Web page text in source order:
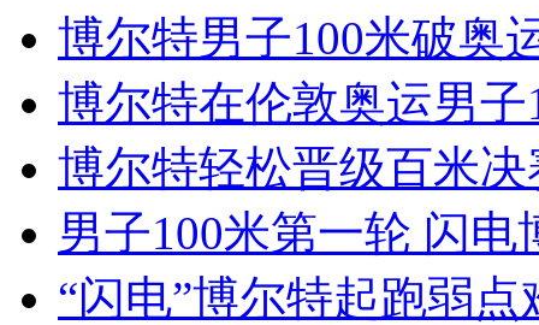
女孩北京地铁殴打老人 痛下狠手拳打脚踢
无痛分娩是否安全 医生回应
外交部：有关国家言论片面不公正
博尔特男子100米破奥
博尔特在伦敦奥运男
博尔特轻松晋级百米
男子100米第一轮 闪电
“闪电”博尔特起跑弱